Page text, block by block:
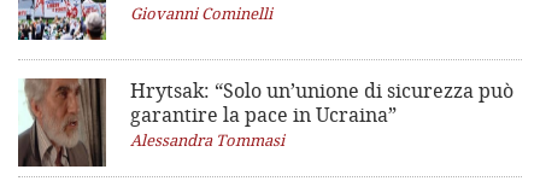
Giovanni Cominelli
Hrytsak: “Solo un’unione di sicurezza può
garantire la pace in Ucraina”
Alessandra Tommasi